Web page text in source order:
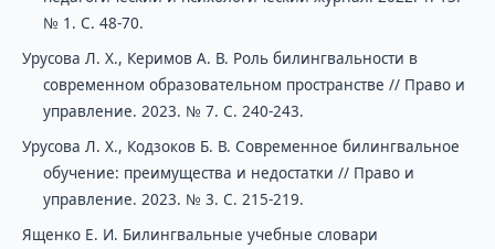
№ 1. С. 48-70.
Урусова Л. Х., Керимов А. В. Роль билингвальности в
современном образовательном пространстве // Право и
управление. 2023. № 7. С. 240-243.
Урусова Л. Х., Кодзоков Б. В. Современное билингвальное
обучение: преимущества и недостатки // Право и
управление. 2023. № 3. С. 215-219.
Ященко Е. И. Билингвальные учебные словари